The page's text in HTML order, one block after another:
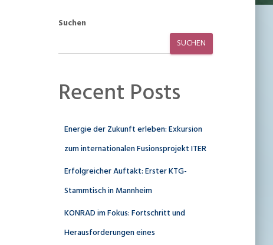
Suchen
SUCHEN
Recent Posts
Energie der Zukunft erleben: Exkursion
zum internationalen Fusionsprojekt ITER
Erfolgreicher Auftakt: Erster KTG-
Stammtisch in Mannheim
KONRAD im Fokus: Fortschritt und
Herausforderungen eines